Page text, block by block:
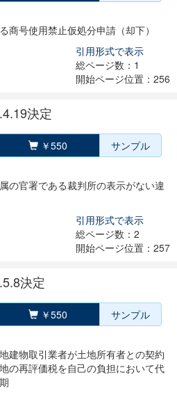
商号使用禁止仮処分申請（却下）
引用形式で表示
総ページ数：1
開始ページ位置：256
決定
￥550 サンプル
の官署である裁判所の表示がない違
引用形式で表示
総ページ数：2
開始ページ位置：257
決定
￥550 サンプル
建物取引業者が土地所有者との契約
の再評価税を自己の負担において代